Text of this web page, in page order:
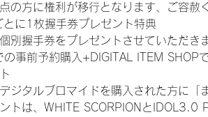
の方に権利が移行となります、ご容赦
に1枚握手券プレゼント特典
別握手券をプレゼントさせていただき
事前予約購入+DIGITAL ITEM SHOP
ジタルブロマイドを購入された方に「
トは、WHITE SCORPIONとIDOL3.0